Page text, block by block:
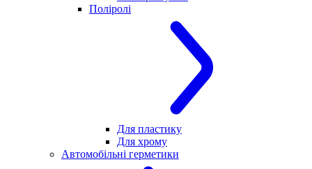
Поліролі
Для пластику
Для хрому
Автомобільні герметики